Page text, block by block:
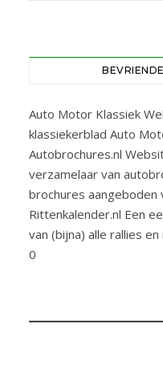
Auto Motor Klassiek
klassiekerblad Auto
Autobrochures.nl
verzamelaar van
brochures aangeboden
Rittenkalender.nl Een
van (bijna) alle rallies
0